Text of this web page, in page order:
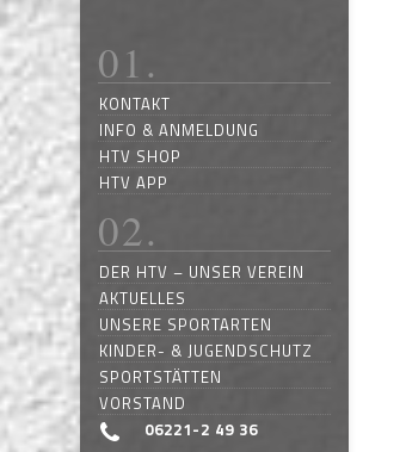
KONTAKT
INFO & ANMELDUNG
HTV SHOP
HTV APP
DER HTV – UNSER VEREIN
AKTUELLES
UNSERE SPORTARTEN
KINDER- & JUGENDSCHUTZ
SPORTSTÄTTEN
VORSTAND
06221-2 49 36